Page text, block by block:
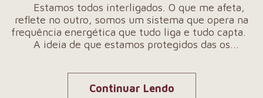
Estamos todos interligados. O que me afeta,
reflete no outro, somos um sistema que opera na
frequência energética que tudo liga e tudo capta.
A ideia de que estamos protegidos das os...
Continuar Lendo